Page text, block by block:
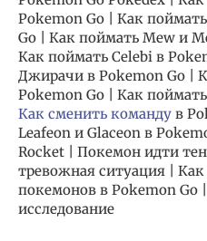
Pokemon Go | Как
Go | Как поймать Mew и
Как поймать Celebi в
Джирачи в Pokemon Go |
Pokemon Go | Как
Как сменить команду в
Leafeon и Glaceon в
Rocket | Покемон идти
тревожная ситуация | Как
покемонов в Pokemon Go
исследование